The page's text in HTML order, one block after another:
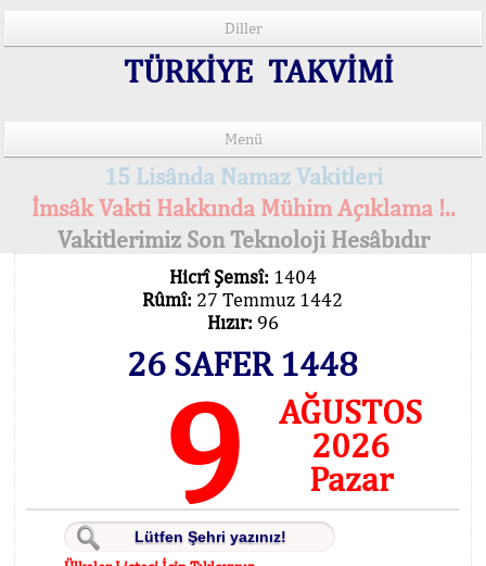
Diller
TÜRKİYE TAKVİMİ
Menü
15 Lisânda Namaz Vakitleri
İmsâk Vakti Hakkında Mühim Açıklama !..
Vakitlerimiz Son Teknoloji Hesâbıdır
Hicrî Şemsî: 1404
Rûmî: 27 Temmuz 1442
Hızır: 96
26 SAFER 1448
9
AĞUSTOS
2026
Pazar